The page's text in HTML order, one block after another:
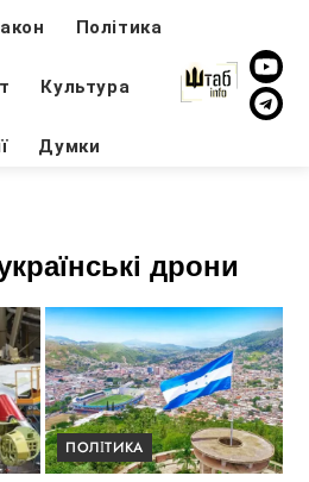
Політика
Культура
Думки
дрони
ПОЛІТИКА